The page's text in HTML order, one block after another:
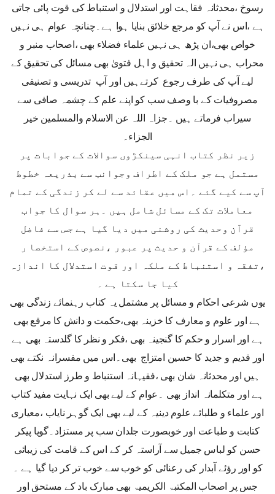
رسوخ ،محدثانہ فقاہت اور استدلال و استنباط کی قوت پائی جاتی
ہے ،اس نے آپ کو مرجع خلائق بنایا ہوا ہے۔چنانچہ عوام ہی نہیں
خواص بھی،ان پڑھ ہی نہیں علماء فضلاء بھی ،اصحاب منبر و
محراب ہی نہیں الہ تحقیق و اہل فتویٰ بھی مسائل کی تحقیق کے
لیے آپ کی طرف رجوع کرتےہیں اور آپ تدریسی و تصنیفی
مصروفیات کے با وصف سب کو اپنے علم کے چشمہ صافی سے
سیراب فرماتے ہیں ۔جزاہ اللہ عن الاسلام والمسلمین خیر
الجزاء۔
زیر نظر کتاب انہی سینکڑوں سوالات کے جوابات پر
مستمل ہے جو ملک کے اطراف وجوانب سے بذریعہ خطوط
آپ سے کیے گئے ۔اس میں عقائد سے لے کر زندگی کے تمام
معاملات تک کے مسائل شامل ہیں ۔ہر سوال کا جواب
قرآن وحدیث کی روشنی میں دیا گیا ہے جس سے فاضل
مؤلف کے قرآن و حدیث پر عبور ،نصوص کے استخصا ر
،تفقہ و استنباط کے ملکہ اور قوت استدلال کا اندازہ
کیا جا سکتا ہے ۔
یوں شرعی احکام و مسائل پر مشتمل یہ کتاب رہنمائے زندگی بھی
ہے اور علوم و معارف کا خزینہ بھی،حکمت و دانش کا مرقع بھی
ہے اور اسرار و حکم کا گنجینہ بھی ،فکر و نظر کا گلدستہ بھی ہے
اور قدیم و جدید کا حسین امتزاج بھی۔اس میں مفسرانہ نکتے بھی
ہیں اور محدثانہ شان بھی ،فقیہانہ استنباط و طرز استدلال بھی
ہے اور متکلمانہ انداز بھی ۔عوام کے لیے بھی ایک نہایت مفید کتاب
اور علماء و طلبائے علوم دینیہ کے لیے بھی ایک گوہر نایاب ،معیاری
کتابت و طباعت اور خوبصورت جلدان سب پر مستزاد۔گویا پیکر
حسن کو لباس جمیل سے آراستہ کر کے اس کے قامت کی زیبائی
کو اور رؤئے آبدار کی رعنائی کو خوب سے خوب تر کر دیا گیا ہے ۔
جس پر اصحاب المکتبۃ الکریمیۃ بھی مبارک باد کے مستحق اور